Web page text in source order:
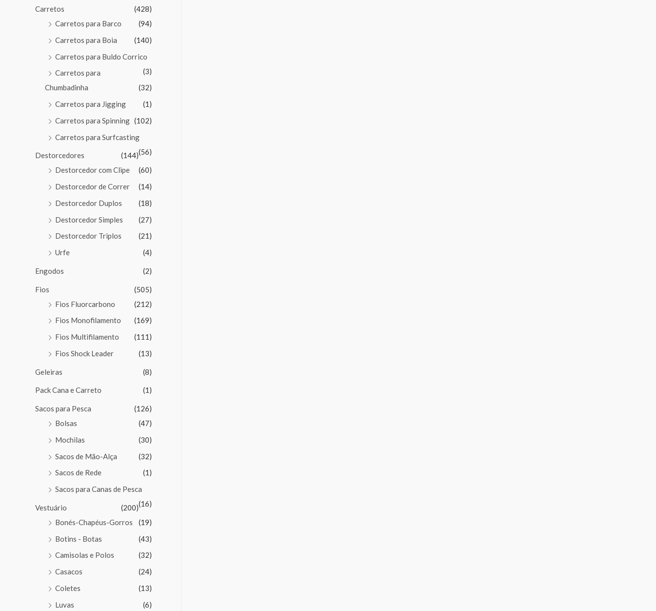
Carretos
(428)
Carretos para Barco
(94)
Carretos para Boia
(140)
Carretos para Buldo Corrico
(3)
Carretos para
Chumbadinha
(32)
Carretos para Jigging
(1)
Carretos para Spinning (102)
Carretos para Surfcasting
(56)
Destorcedores
(144)
Destorcedor com Clipe
(60)
Destorcedor de Correr
(14)
Destorcedor Duplos
(18)
Destorcedor Simples
(27)
Destorcedor Triplos
(21)
Urfe
(4)
Engodos (2)
Fios
(505)
Fios Fluorcarbono
(212)
Fios Monofilamento
(169)
Fios Multifilamento
(111)
Fios Shock Leader
(13)
Geleiras (8)
Pack Cana e Carreto (1)
Sacos para Pesca
(126)
Bolsas
(47)
Mochilas
(30)
Sacos de Mão-Alça
(32)
Sacos de Rede
(1)
Sacos para Canas de Pesca
(16)
Vestuário
(200)
Bonés-Chapéus-Gorros
(19)
Botins - Botas
(43)
Camisolas e Polos
(32)
Casacos
(24)
Coletes
(13)
Luvas
(6)